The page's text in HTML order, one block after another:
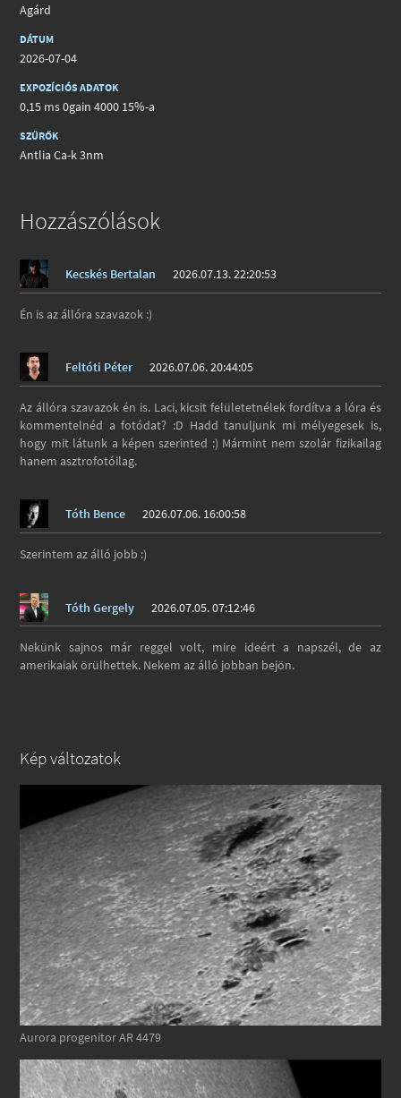
Agárd
DÁTUM
2026-07-04
EXPOZÍCIÓS ADATOK
0,15 ms 0gain 4000 15%-a
SZŰRŐK
Antlia Ca-k 3nm
Hozzászólások
Kecskés Bertalan 2026.07.13. 22:20:53
Én is az állóra szavazok :)
Feltóti Péter 2026.07.06. 20:44:05
Az állóra szavazok én is. Laci, kicsit felületetnélek fordítva a lóra és
kommentelnéd a fotódat? :D Hadd tanuljunk mi mélyegesek is,
hogy mit látunk a képen szerinted :) Mármint nem szolár fizikailag
hanem asztrofotóilag.
Tóth Bence 2026.07.06. 16:00:58
Szerintem az álló jobb :)
Tóth Gergely 2026.07.05. 07:12:46
Nekünk sajnos már reggel volt, mire ideért a napszél, de az
amerikaiak örülhettek. Nekem az álló jobban bejön.
Kép változatok
Aurora progenitor AR 4479